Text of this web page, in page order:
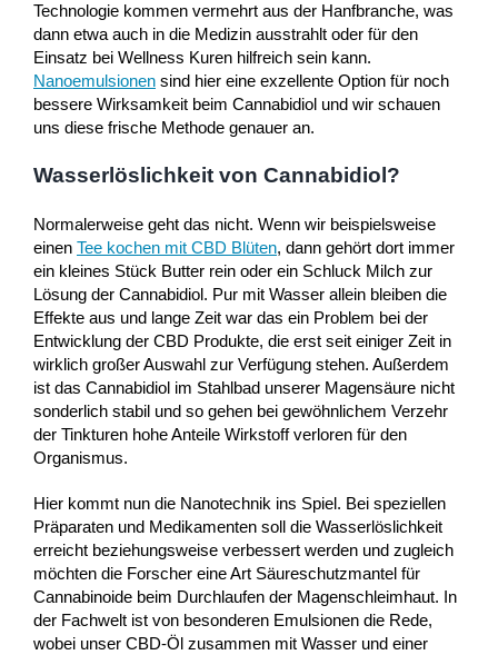
Technologie kommen vermehrt aus der Hanfbranche, was
dann etwa auch in die Medizin ausstrahlt oder für den
Einsatz bei Wellness Kuren hilfreich sein kann.
Nanoemulsionen sind hier eine exzellente Option für noch
bessere Wirksamkeit beim Cannabidiol und wir schauen
uns diese frische Methode genauer an.
Wasserlöslichkeit von Cannabidiol?
Normalerweise geht das nicht. Wenn wir beispielsweise
einen Tee kochen mit CBD Blüten, dann gehört dort immer
ein kleines Stück Butter rein oder ein Schluck Milch zur
Lösung der Cannabidiol. Pur mit Wasser allein bleiben die
Effekte aus und lange Zeit war das ein Problem bei der
Entwicklung der CBD Produkte, die erst seit einiger Zeit in
wirklich großer Auswahl zur Verfügung stehen. Außerdem
ist das Cannabidiol im Stahlbad unserer Magensäure nicht
sonderlich stabil und so gehen bei gewöhnlichem Verzehr
der Tinkturen hohe Anteile Wirkstoff verloren für den
Organismus.
Hier kommt nun die Nanotechnik ins Spiel. Bei speziellen
Präparaten und Medikamenten soll die Wasserlöslichkeit
erreicht beziehungsweise verbessert werden und zugleich
möchten die Forscher eine Art Säureschutzmantel für
Cannabinoide beim Durchlaufen der Magenschleimhaut. In
der Fachwelt ist von besonderen Emulsionen die Rede,
wobei unser CBD-Öl zusammen mit Wasser und einer